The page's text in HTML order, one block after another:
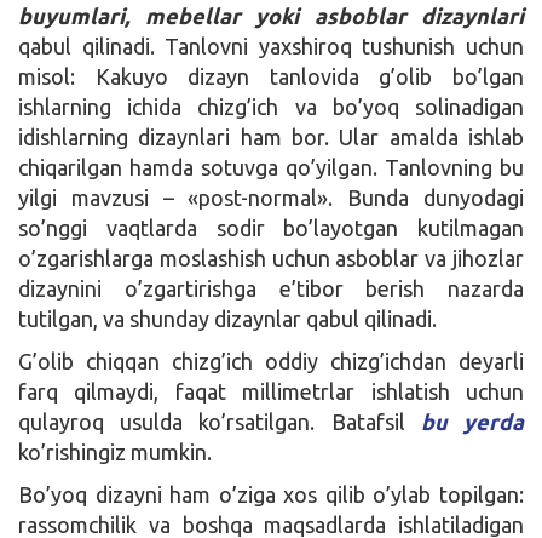
buyumlari, mebellar yoki asboblar dizaynlari
qabul qilinadi. Tanlovni yaxshiroq tushunish uchun
misol: Kakuyo dizayn tanlovida g’olib bo’lgan
ishlarning ichida chizg’ich va bo’yoq solinadigan
idishlarning dizaynlari ham bor. Ular amalda ishlab
chiqarilgan hamda sotuvga qo’yilgan. Tanlovning bu
yilgi mavzusi – «post-normal». Bunda dunyodagi
so’nggi vaqtlarda sodir bo’layotgan kutilmagan
o’zgarishlarga moslashish uchun asboblar va jihozlar
dizaynini o’zgartirishga e’tibor berish nazarda
tutilgan, va shunday dizaynlar qabul qilinadi.
G’olib chiqqan chizg’ich oddiy chizg’ichdan deyarli
farq qilmaydi, faqat millimetrlar ishlatish uchun
qulayroq usulda ko’rsatilgan. Batafsil
bu yerda
ko’rishingiz mumkin.
Bo’yoq dizayni ham o’ziga xos qilib o’ylab topilgan:
rassomchilik va boshqa maqsadlarda ishlatiladigan